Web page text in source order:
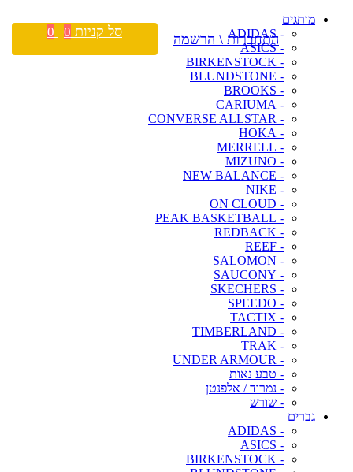
מותגים
- ADIDAS
- ASICS
- BIRKENSTOCK
- BLUNDSTONE
- BROOKS
- CARIUMA
- CONVERSE ALLSTAR
- HOKA
- MERRELL
- MIZUNO
- NEW BALANCE
- NIKE
- ON CLOUD
- PEAK BASKETBALL
- REDBACK
- REEF
- SALOMON
- SAUCONY
- SKECHERS
- SPEEDO
- TACTIX
- TIMBERLAND
- TRAK
- UNDER ARMOUR
- טבע נאות
- נמרוד / אלפנטן
- שורש
גברים
- ADIDAS
- ASICS
- BIRKENSTOCK
התחברות \ הרשמה סל קניות 0
0